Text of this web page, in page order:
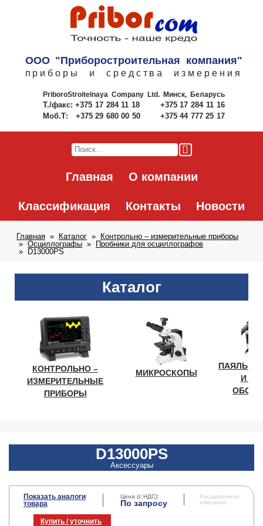
ООО "Приборостроительная компания"
приборы и средства измерения
PriboroStroitelnaya Company Ltd.Минск, Беларусь
Т./факс: +375 17 284 11 18
+375 17 284 11 16
Моб.Т:
+375 29 680 00 50 +375 44 777 25 17
Главная О компании
Классификация Контакты Новости
Главная Каталог
Контрольно – измерительные приборы
Осциллографы
Пробники для осциллографов
D13000PS
Каталог
КОНТРОЛЬНО –
ИЗМЕРИТЕЛЬНЫЕ
ПРИБОРЫ
МИКРОСКОПЫ
И
D13000PS
Аксессуары
Показать аналоги
товара
Цена (с НДС):
По запросу
Расширенное
описание
Купить / уточнить